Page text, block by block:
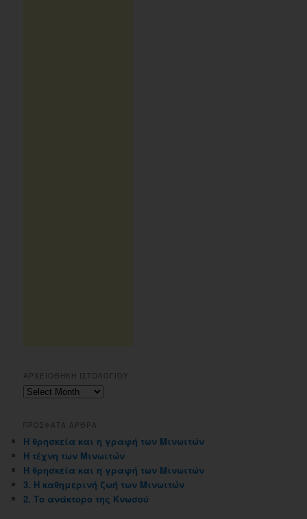
ΑΡΧΕΙΟΘΗΚΗ ΙΣΤΟΛΟΓΙΟΥ
Αρχειοθηκη
ΠΡΟΣΦΑΤΑ ΑΡΘΡΑ
Η θρησκεία και η γραφή των Μινωιτών
Η τέχνη των Μινωιτών
Η θρησκεία και η γραφή των Μινωιτών
3. Η καθημερινή ζωή των Μινωιτών
2. Το ανάκτορο της Κνωσού